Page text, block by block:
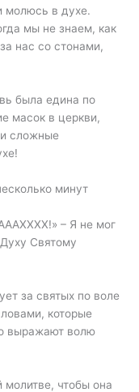
молюсь в духе.
мы не знаем, как
нас со стонами,
была едина по
масок в церкви,
сложные
минут
– Я не мог
Святому
за святых по воле
которые
выражают волю
чтобы она